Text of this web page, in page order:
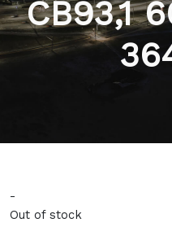
CB93,1
-
Out of stock